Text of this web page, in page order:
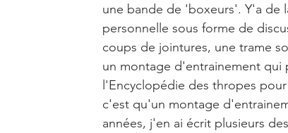
une bande de 'boxeurs'. Y'a de
personnelle sous forme de
coups de jointures, une trame
un montage d'entrainement qui
l'Encyclopédie des thropes
c'est qu'un montage
années, j'en ai écrit plusieurs